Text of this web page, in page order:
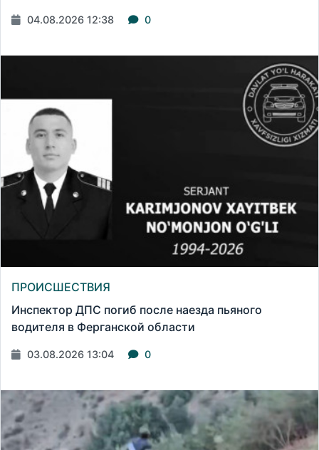
04.08.2026 12:38 0
ПРОИСШЕСТВИЯ
Инспектор ДПС погиб после наезда пьяного
водителя в Ферганской области
03.08.2026 13:04 0